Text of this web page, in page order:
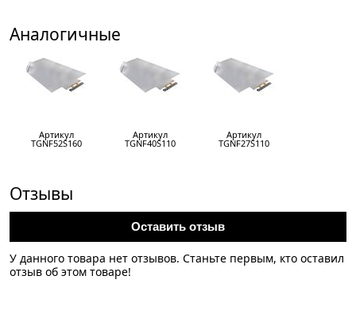
Аналогичные
Артикул
TGNF52S160
Артикул
TGNF40S110
Артикул
TGNF27S110
Отзывы
Оставить отзыв
У данного товара нет отзывов. Станьте первым, кто оставил
отзыв об этом товаре!